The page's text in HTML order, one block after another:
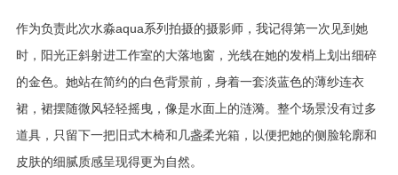
作为负责此次水淼aqua系列拍摄的摄影师，我记得第一次见到她
时，阳光正斜射进工作室的大落地窗，光线在她的发梢上划出细碎
的金色。她站在简约的白色背景前，身着一套淡蓝色的薄纱连衣
裙，裙摆随微风轻轻摇曳，像是水面上的涟漪。整个场景没有过多
道具，只留下一把旧式木椅和几盏柔光箱，以便把她的侧脸轮廓和
皮肤的细腻质感呈现得更为自然。
面